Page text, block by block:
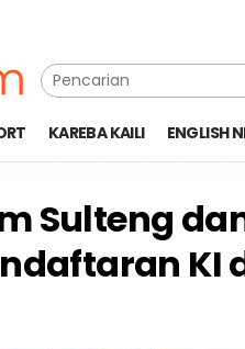
KAREBA KAILI ENGLISH
Sulteng
KI